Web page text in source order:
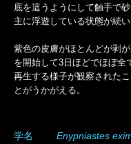
底を這うようにして触手で
主に浮遊している状態が続い
紫色の皮膚がほとんどが剥
を開始して3日ほどでほぼ全
再生する様子が観察された
とがうかがえる。
学名 Enypniastes